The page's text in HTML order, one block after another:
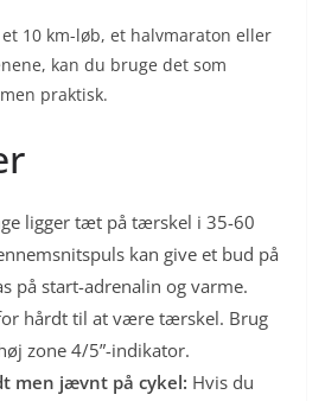
10 km-løb, et halvmaraton eller
kan du bruge det som
praktisk.
ligger tæt på tærskel i 35-60
kan give et bud på
på start-adrenalin og varme.
hårdt til at være tærskel. Brug
zone 4/5”-indikator.
men jævnt på cykel: Hvis du